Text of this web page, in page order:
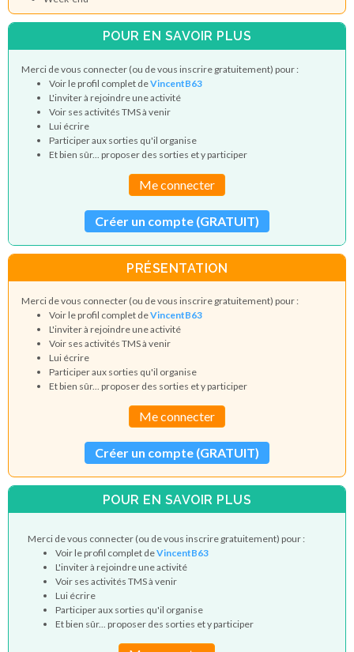
POUR EN SAVOIR PLUS
Merci de vous connecter (ou de vous inscrire gratuitement) pour :
Voir le profil complet deVincentB63
L'inviter à rejoindre une activité
Voir ses activités TMS à venir
Lui écrire
Participer aux sorties qu'il organise
Et bien sûr... proposer des sorties et y participer
Me connecter
Créer un compte (GRATUIT)
PRÉSENTATION
Merci de vous connecter (ou de vous inscrire gratuitement) pour :
Voir le profil complet deVincentB63
L'inviter à rejoindre une activité
Voir ses activités TMS à venir
Lui écrire
Participer aux sorties qu'il organise
Et bien sûr... proposer des sorties et y participer
Me connecter
Créer un compte (GRATUIT)
POUR EN SAVOIR PLUS
Merci de vous connecter (ou de vous inscrire gratuitement) pour :
Voir le profil complet deVincentB63
L'inviter à rejoindre une activité
Voir ses activités TMS à venir
Lui écrire
Participer aux sorties qu'il organise
Et bien sûr... proposer des sorties et y participer